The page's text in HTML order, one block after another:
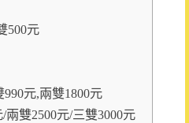
500元
元,兩雙1800元
雙2500元/三雙3000元